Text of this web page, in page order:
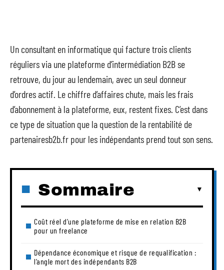
Un consultant en informatique qui facture trois clients
réguliers via une plateforme d’intermédiation B2B se
retrouve, du jour au lendemain, avec un seul donneur
d’ordres actif. Le chiffre d’affaires chute, mais les frais
d’abonnement à la plateforme, eux, restent fixes. C’est dans
ce type de situation que la question de la rentabilité de
partenairesb2b.fr pour les indépendants prend tout son sens.
Sommaire
Coût réel d’une plateforme de mise en relation B2B
pour un freelance
Dépendance économique et risque de requalification :
l’angle mort des indépendants B2B